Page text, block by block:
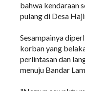
bahwa kendaraan
pulang di Desa
Sesampainya
korban yang
perlintasan dan
menuju Bandar